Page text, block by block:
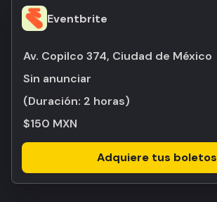
Eventbrite
Av. Copilco 374, Ciudad de México
Sin anunciar
(Duración: 2 horas)
$150 MXN
Adquiere tus boletos